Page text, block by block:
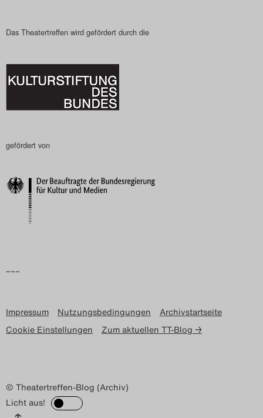
2025
Das Theatertreffen-Blog
Archiv
Impressum
Nutzungsbedingungen
Search
Das Theatertreffen wird gefördert durch die
gefördert von
–––
Impressum Nutzungsbedingungen
Archivstartseite
Cookie Einstellungen
Zum aktuellen TT-Blog →
© Theatertreffen-Blog (Archiv)
Licht aus!